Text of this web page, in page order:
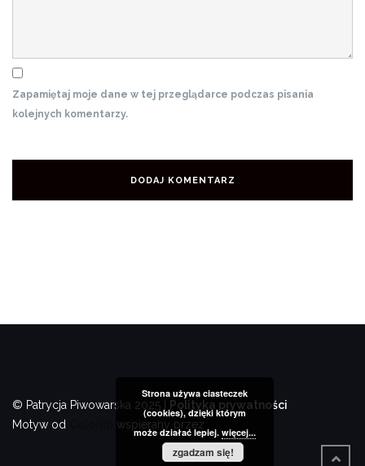
Zapamiętaj moje dane w tej przeglądarce podczas pisania
kolejnych komentarzy.
© Patrycja Piwowarska 2025 |
Polityka prywatności
Motyw od
wspierany przez
Strona używa ciasteczek
(cookies), dzięki którym
może działać lepiej. więcej...
zgadzam się!